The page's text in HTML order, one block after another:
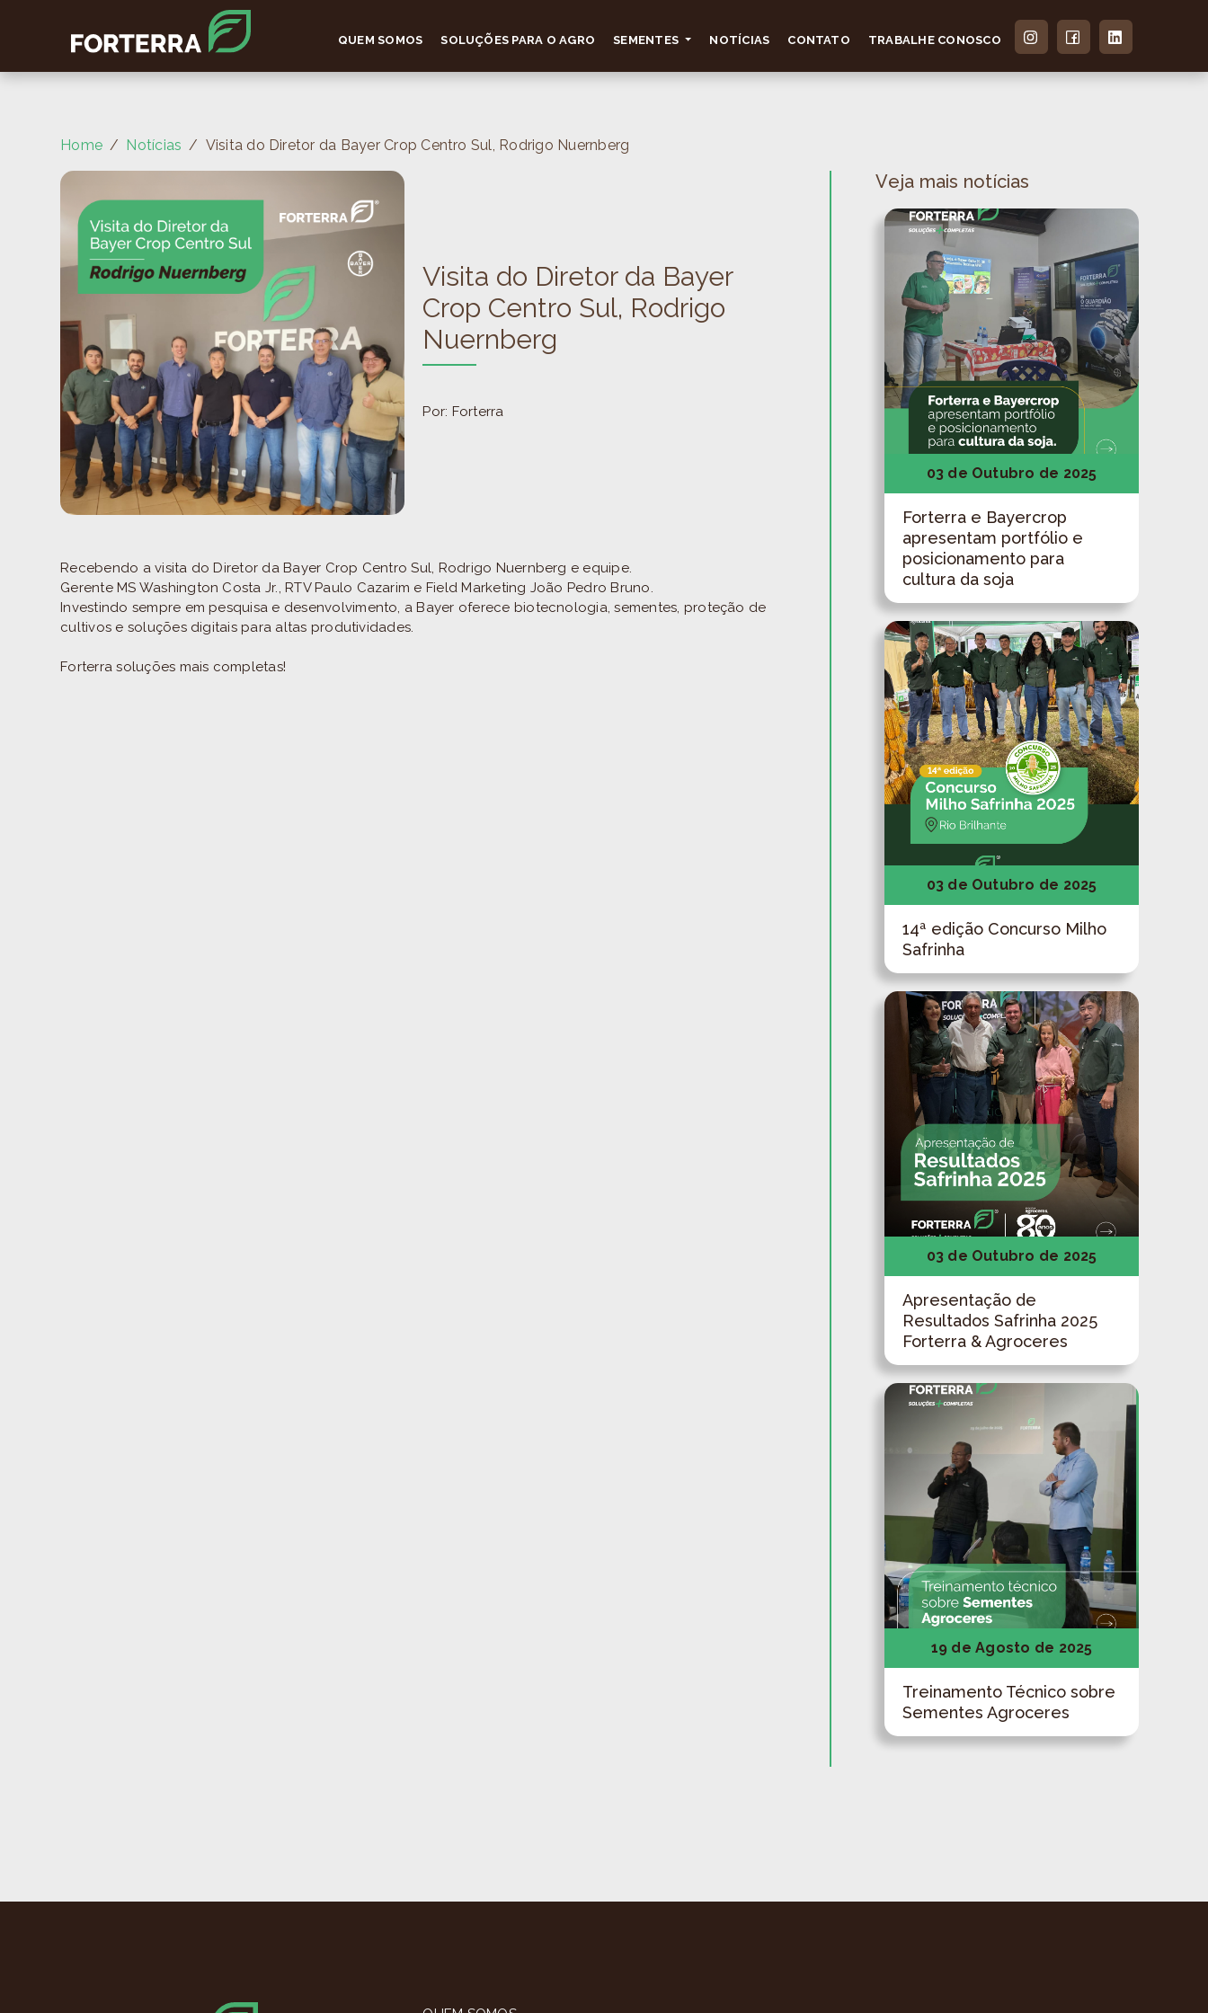
QUEM SOMOS SOLUÇÕES PARA O AGRO SEMENTES NOTÍCIAS CONTATO TRABALHE CONOSCO
Home Notícias Visita do Diretor da Bayer Crop Centro Sul, Rodrigo Nuernberg
Visita do Diretor da Bayer
Crop Centro Sul, Rodrigo
Nuernberg
Por: Forterra
Recebendo a visita do Diretor da Bayer Crop Centro Sul, Rodrigo Nuernberg e equipe.
Gerente MS Washington Costa Jr., RTV Paulo Cazarim e Field Marketing João Pedro Bruno.
Investindo sempre em pesquisa e desenvolvimento, a Bayer oferece biotecnologia, sementes, proteção de
cultivos e soluções digitais para altas produtividades.
Forterra soluções mais completas!
Veja mais notícias
03 de Outubro de 2025
Forterra e Bayercrop
apresentam portfólio e
posicionamento para
cultura da soja
03 de Outubro de 2025
14ª edição Concurso Milho
Safrinha
03 de Outubro de 2025
Apresentação de
Resultados Safrinha 2025
Forterra & Agroceres
19 de Agosto de 2025
Treinamento Técnico sobre
Sementes Agroceres